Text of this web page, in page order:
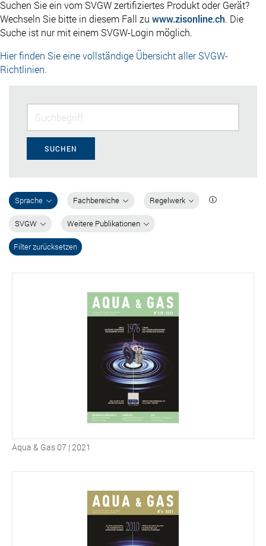
Suchen Sie ein vom SVGW zertifiziertes Produkt oder Gerät?
Wechseln Sie bitte in diesem Fall zu www.zisonline.ch. Die
Suche ist nur mit einem SVGW-Login möglich.
Hier finden Sie eine vollständige Übersicht aller SVGW-
Richtlinien.
SUCHEN
Sprache Fachbereiche Regelwerk
SVGW Weitere Publikationen
Filter zurücksetzen
Aqua & Gas 07 | 2021